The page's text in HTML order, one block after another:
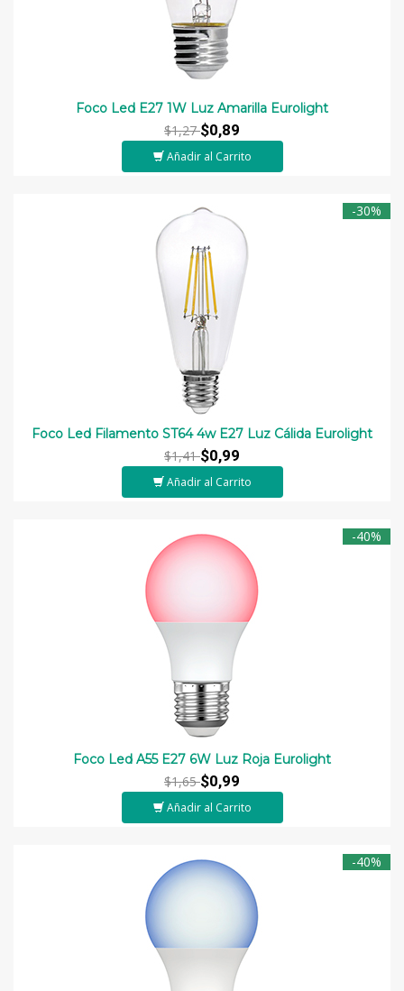
Foco Led E27 1W Luz Amarilla Eurolight
$1,27$0,89
Añadir al Carrito
-30%
Foco Led Filamento ST64 4w E27 Luz Cálida Eurolight
$1,41$0,99
Añadir al Carrito
-40%
Foco Led A55 E27 6W Luz Roja Eurolight
$1,65$0,99
Añadir al Carrito
-40%